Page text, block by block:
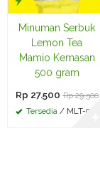
Minuman Serbuk
Lemon Tea
Mamio Kemasan
500 gram
Rp 27.500 Rp 29.500
Tersedia / MLT-003